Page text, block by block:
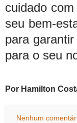
cuidado
seu bem-
para
para o seu
Por Hamilton
Nenhum